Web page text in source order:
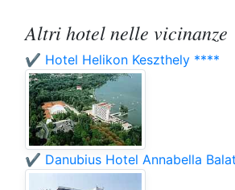
Altri hotel nelle vicinanze
✔️ Hotel Helikon Keszthely ****
✔️ Danubius Hotel Annabella